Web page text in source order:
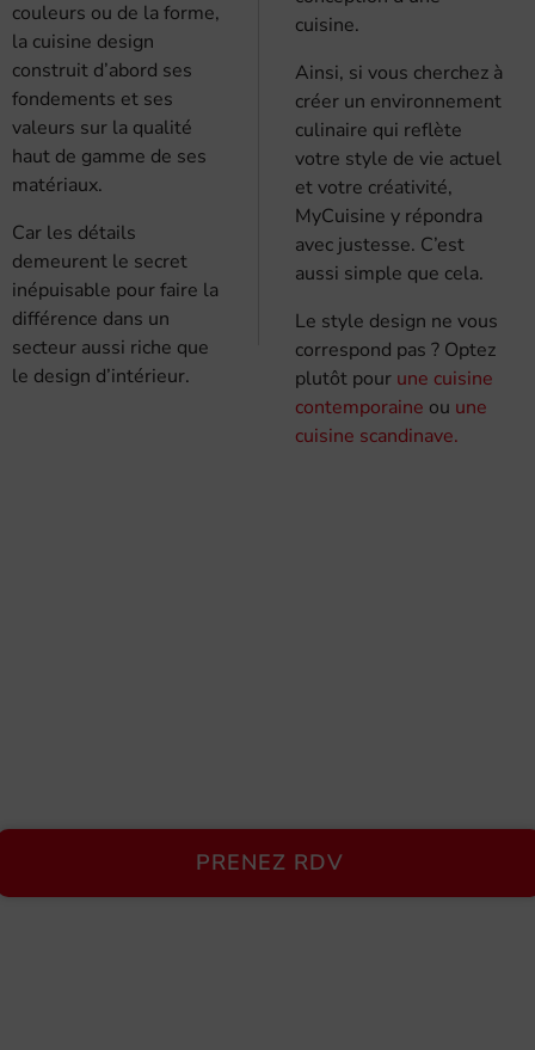
couleurs ou de la forme,
la cuisine design
construit d’abord ses
fondements et ses
valeurs sur la qualité
haut de gamme de ses
matériaux.
Car les détails
demeurent le secret
inépuisable pour faire la
différence dans un
secteur aussi riche que
le design d’intérieur.
cuisine.
Ainsi, si vous cherchez à
créer un environnement
culinaire qui reflète
votre style de vie actuel
et votre créativité,
MyCuisine y répondra
avec justesse. C’est
aussi simple que cela.
Le style design ne vous
correspond pas ? Optez
plutôt pour une cuisine
contemporaine ou une
cuisine scandinave.
PRENEZ RDV